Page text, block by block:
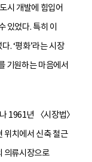
시 개발에 힘입어
있었다. 특히 이
. ‘평화’라는 시장
기원하는 마음에서
1961년 〈시장법〉
위치에서 신축 철근
의류시장으로